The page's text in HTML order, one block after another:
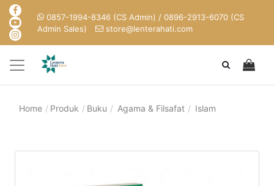
0857-1994-8346 (CS Admin) / 0896-2913-6070 (CS
Admin Sales)
store@lenterahati.com
Home Produk Buku Agama & Filsafat Islam